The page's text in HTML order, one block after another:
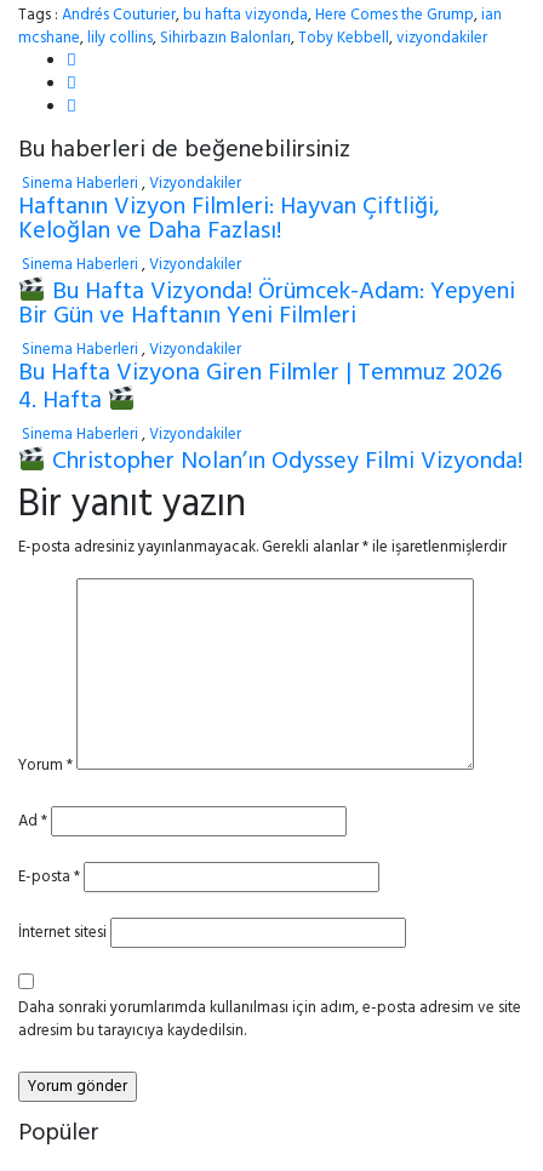
Tags :Andrés Couturier,bu hafta vizyonda,Here Comes the Grump,ian
mcshane,lily collins,Sihirbazın Balonları,Toby Kebbell,vizyondakiler
Bu haberleri de beğenebilirsiniz
Sinema Haberleri,Vizyondakiler
Haftanın Vizyon Filmleri: Hayvan Çiftliği,
Keloğlan ve Daha Fazlası!
Sinema Haberleri,Vizyondakiler
Bu Hafta Vizyonda! Örümcek-Adam: Yepyeni
Bir Gün ve Haftanın Yeni Filmleri
Sinema Haberleri,Vizyondakiler
Bu Hafta Vizyona Giren Filmler | Temmuz 2026
4. Hafta
Sinema Haberleri,Vizyondakiler
Christopher Nolan’ın Odyssey Filmi Vizyonda!
Bir yanıt yazın
E-posta adresiniz yayınlanmayacak.Gerekli alanlar*ile işaretlenmişlerdir
Yorum*
Ad*
E-posta*
İnternet sitesi
Daha sonraki yorumlarımda kullanılması için adım, e-posta adresim ve site
adresim bu tarayıcıya kaydedilsin.
Popüler